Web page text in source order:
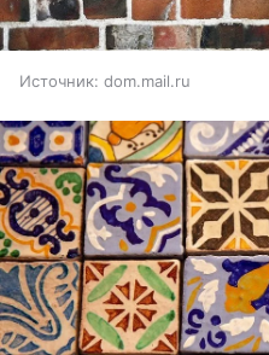
Источник: dom.mail.ru